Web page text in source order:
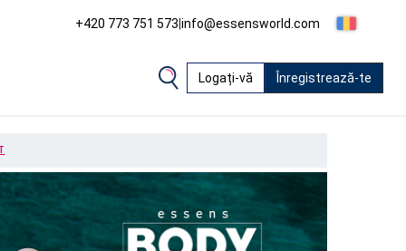
+420 773 751 573|info@essensworld.com
Logați-vă Înregistrează-te